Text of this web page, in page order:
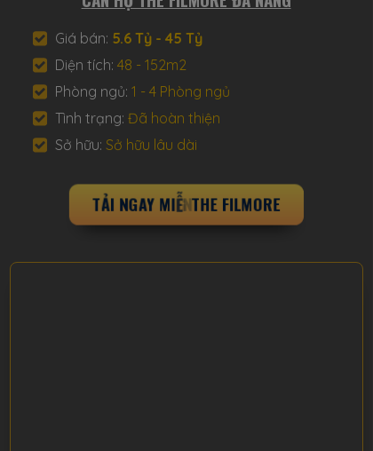
Giá bán: 5.6 Tỷ - 45 Tỷ
Diện tích: 48 - 152m2
Phòng ngủ: 1 - 4 Phòng ngủ
Tình trạng: Đã hoàn thiện
Sở hữu: Sở hữu lâu dài
TẢIN GAYMIỄNPHÍ